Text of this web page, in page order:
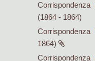
Corrispondenza
(1864 - 1864)
Corrispondenza
1864)
Corrispondenza